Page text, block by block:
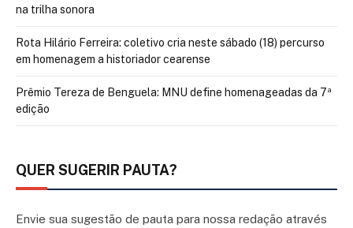
na trilha sonora
Rota Hilário Ferreira: coletivo cria neste sábado (18) percurso
em homenagem a historiador cearense
Prêmio Tereza de Benguela: MNU define homenageadas da 7ª
edição
QUER SUGERIR PAUTA?
Envie sua sugestão de pauta para nossa redação através